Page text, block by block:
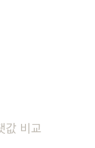
값 비교